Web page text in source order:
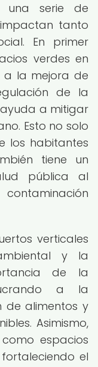
una serie de
tanto
En primer
verdes en
a la mejora de
de la
a mitigar
Esto no solo
los habitantes
tiene un
pública al
verticales
y la
de la
a la
de alimentos y
Asimismo,
espacios
el